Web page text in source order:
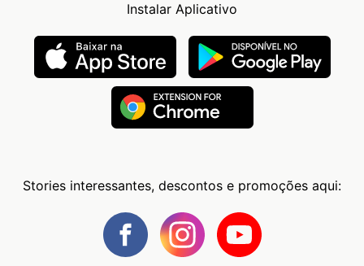
Instalar Aplicativo
Stories interessantes, descontos e promoções aqui: